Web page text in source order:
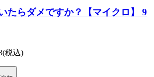
たらダメですか？【マイクロ】 9
(税込)